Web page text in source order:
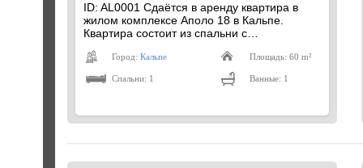
ID: AL0001 Сдаётся в аренду квартира в
жилом комплексе Аполо 18 в Кальпе.
Квартира состоит из спальни с…
Город: Кальпе Площадь: 60 m²
Спальни: 1 Ванные: 1